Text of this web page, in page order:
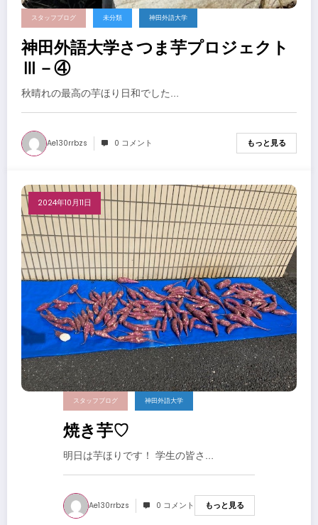
スタッフブログ 未分類 神田外語大学
神田外語大学さつま芋プロジェクト
Ⅲ－④
秋晴れの最高の芋ほり日和でした…
Ae130rrbzs 0 コメント もっと見る
2024年10月11日
スタッフブログ 神田外語大学
焼き芋♡
明日は芋ほりです！ 学生の皆さ…
Ae130rrbzs 0 コメント もっと見る